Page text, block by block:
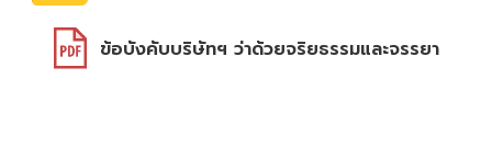
ข้อบังคับบริษัทฯ ว่าด้วยจริยธรรมและจรรยา